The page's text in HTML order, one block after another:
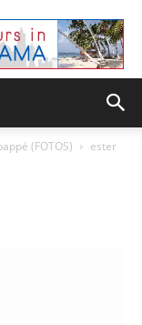
(FOTOS)
ester